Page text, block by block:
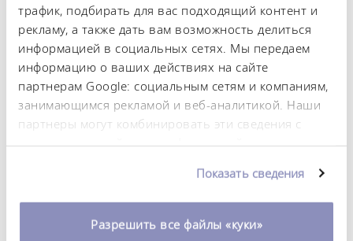
трафик, подбирать для вас подходящий контент и
рекламу, а также дать вам возможность делиться
информацией в социальных сетях. Мы передаем
информацию о ваших действиях на сайте
партнерам Google: социальным сетям и компаниям,
занимающимся рекламой и веб-аналитикой. Наши
партнеры могут комбинировать эти сведения с
предоставленной вами информацией, а также
использовании вами их сервисов. Вы можете
изменить или отозвать свое согласие в любое
время. Более подробную информацию об этом вы
можете найти в нашей
политике
Показать сведения
Разрешить все файлы «куки»
Диапазон температуры окружающей среды
5 ... 40 °C
Постоянство температурного режима
0,05 ± K
Теплопроизводительность, макс.
1,9 kW
Потребляемая мощность, макс.